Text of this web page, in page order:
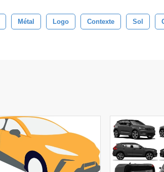
Métal Logo Contexte Sol